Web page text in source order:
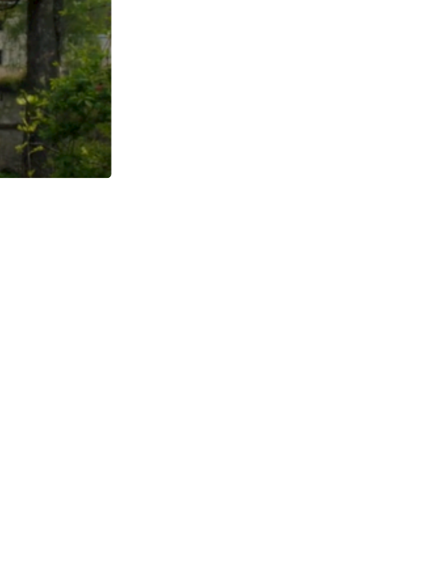
Nächster Slide